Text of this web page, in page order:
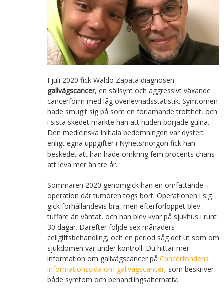
I juli 2020 fick Waldo Zapata diagnosen
gallvägscancer, en sällsynt och aggressivt växande
cancerform med låg överlevnadsstatistik. Symtomen
hade smugit sig på som en förlamande trötthet, och
i sista skedet märkte han att huden började gulna.
Den medicinska initiala bedömningen var dyster:
enligt egna uppgifter i Nyhetsmorgon fick han
beskedet att han hade omkring fem procents chans
att leva mer än tre år.
Sommaren 2020 genomgick han en omfattande
operation där tumören togs bort. Operationen i sig
gick förhållandevis bra, men efterförloppet blev
tuffare än väntat, och han blev kvar på sjukhus i runt
30 dagar. Därefter följde sex månaders
cellgiftsbehandling, och en period såg det ut som om
sjukdomen var under kontroll. Du hittar mer
information om gallvägscancer på Cancerfondens
informationssida om gallvägscancer, som beskriver
både symtom och behandlingsalternativ.